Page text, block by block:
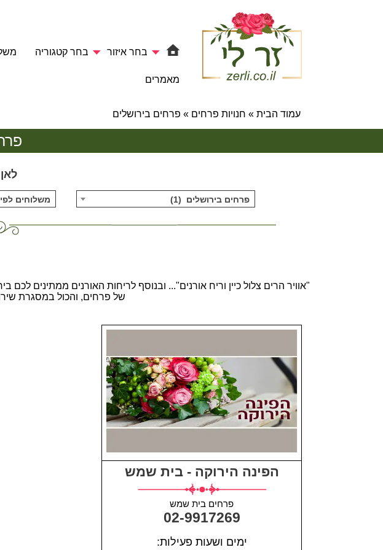
בחר איזור בחר קטגוריה
מאמרים
עמוד הבית » חנויות פרחים » פרחים בירושלים
פרחים בירושלים (1) משלוחים
"אוויר הרים צלול כיין וריח אורנים"... ובנוסף לריחות האורנים ממתינים לכם
של פרחים, והכול במסגרת
הפינה הירוקה - בית שמש
פרחים בית שמש
02-9917269
ימים ושעות פעילות: